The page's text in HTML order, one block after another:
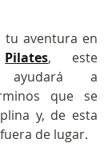
tu aventura en
Pilates
a
que se
y, de esta
de lugar.